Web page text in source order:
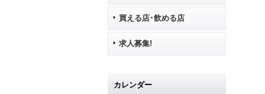
買える店･飲める店
求人募集!
カレンダー